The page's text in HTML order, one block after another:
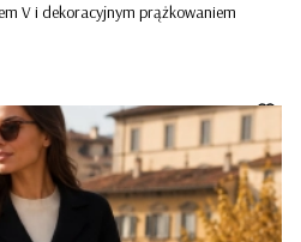
V i dekoracyjnym prążkowaniem